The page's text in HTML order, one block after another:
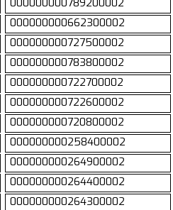
000000000789200002
000000000662300002
000000000727500002
000000000783800002
000000000722700002
000000000722600002
000000000720800002
000000000258400002
000000000264900002
000000000264400002
000000000264300002